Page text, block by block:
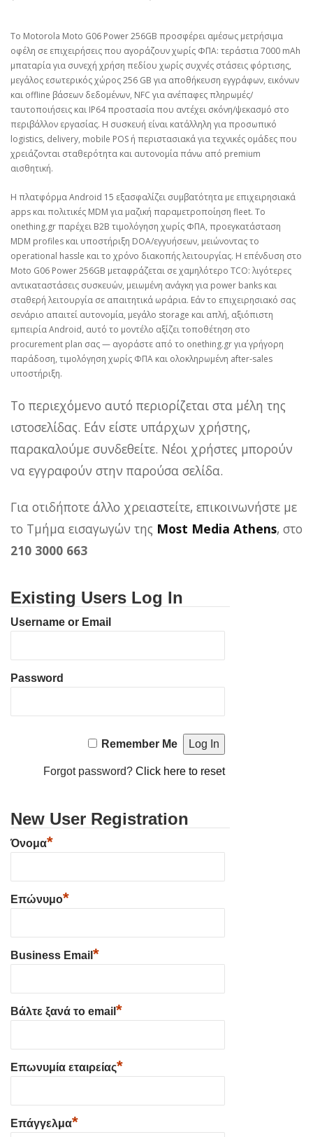
Το Motorola Moto G06 Power 256GB προσφέρει αμέσως μετρήσιμα
οφέλη σε επιχειρήσεις που αγοράζουν χωρίς ΦΠΑ: τεράστια 7000 mAh
μπαταρία για συνεχή χρήση πεδίου χωρίς συχνές στάσεις φόρτισης,
μεγάλος εσωτερικός χώρος 256 GB για αποθήκευση εγγράφων, εικόνων
και offline βάσεων δεδομένων, NFC για ανέπαφες πληρωμές/
ταυτοποιήσεις και IP64 προστασία που αντέχει σκόνη/ψεκασμό στο
περιβάλλον εργασίας. Η συσκευή είναι κατάλληλη για προσωπικό
logistics, delivery, mobile POS ή περιστασιακά για τεχνικές ομάδες που
χρειάζονται σταθερότητα και αυτονομία πάνω από premium
αισθητική.
Η πλατφόρμα Android 15 εξασφαλίζει συμβατότητα με επιχειρησιακά
apps και πολιτικές MDM για μαζική παραμετροποίηση fleet. Το
onething.gr παρέχει B2B τιμολόγηση χωρίς ΦΠΑ, προεγκατάσταση
MDM profiles και υποστήριξη DOA/εγγυήσεων, μειώνοντας το
operational hassle και το χρόνο διακοπής λειτουργίας. Η επένδυση στο
Moto G06 Power 256GB μεταφράζεται σε χαμηλότερο TCO: λιγότερες
αντικαταστάσεις συσκευών, μειωμένη ανάγκη για power banks και
σταθερή λειτουργία σε απαιτητικά ωράρια. Εάν το επιχειρησιακό σας
σενάριο απαιτεί αυτονομία, μεγάλο storage και απλή, αξιόπιστη
εμπειρία Android, αυτό το μοντέλο αξίζει τοποθέτηση στο
procurement plan σας — αγοράστε από το onething.gr για γρήγορη
παράδοση, τιμολόγηση χωρίς ΦΠΑ και ολοκληρωμένη after‑sales
υποστήριξη.
Το περιεχόμενο αυτό περιορίζεται στα μέλη της
ιστοσελίδας. Εάν είστε υπάρχων χρήστης,
παρακαλούμε συνδεθείτε. Νέοι χρήστες μπορούν
να εγγραφούν στην παρούσα σελίδα.
Για οτιδήποτε άλλο χρειαστείτε, επικοινωνήστε με
το Τμήμα εισαγωγών της Most Media Athens, στο
210 3000 663
Existing Users Log In
Username or Email
Password
Remember Me
Forgot password?Click here to reset
New User Registration
Όνομα*
Επώνυμο*
Business Email *
Βάλτε ξανά το email *
Επωνυμία εταιρείας*
Επάγγελμα*